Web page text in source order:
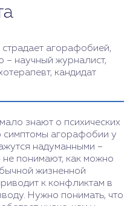
страдает агорафобией,
– научный журналист,
кандидат
знают о психических
симптомы агорафобии у
надуманными –
не понимают, как можно
жизненной
к конфликтам в
Нужно понимать, что